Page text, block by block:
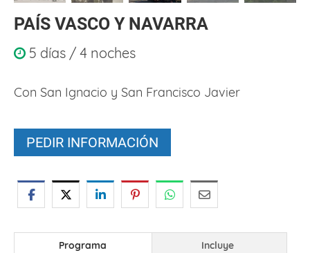
PAÍS VASCO Y NAVARRA
5 días / 4 noches
Con San Ignacio y San Francisco Javier
PEDIR INFORMACIÓN
Programa Incluye